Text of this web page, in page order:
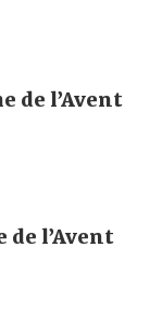
de l’Avent
de l’Avent